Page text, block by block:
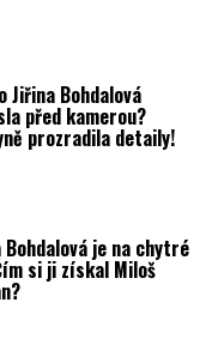
Jiřina Bohdalová
před kamerou?
prozradila detaily!
Bohdalová je na chytré
si ji získal Miloš